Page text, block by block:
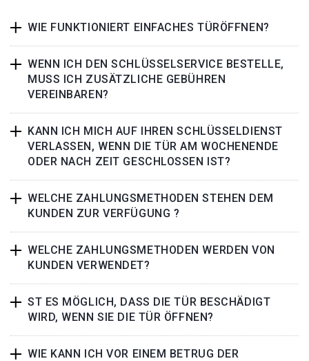
WIE FUNKTIONIERT EINFACHES TÜRÖFFNEN?
WENN ICH DEN SCHLÜSSELSERVICE BESTELLE,
MUSS ICH ZUSÄTZLICHE GEBÜHREN
VEREINBAREN?
KANN ICH MICH AUF IHREN SCHLÜSSELDIENST
VERLASSEN, WENN DIE TÜR AM WOCHENENDE
ODER NACH ZEIT GESCHLOSSEN IST?
WELCHE ZAHLUNGSMETHODEN STEHEN DEM
KUNDEN ZUR VERFÜGUNG ?
WELCHE ZAHLUNGSMETHODEN WERDEN VON
KUNDEN VERWENDET?
ST ES MÖGLICH, DASS DIE TÜR BESCHÄDIGT
WIRD, WENN SIE DIE TÜR ÖFFNEN?
WIE KANN ICH VOR EINEM BETRUG DER